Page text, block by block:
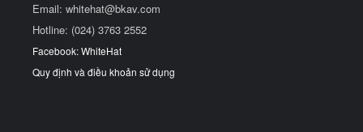
Email: whitehat@bkav.com
Hotline: (024) 3763 2552
Facebook: WhiteHat
Quy định và điều khoản sử dụng